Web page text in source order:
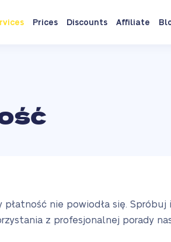
Prices Discounts Affiliate
płatność nie powiodła się.
z profesjonalnej porady